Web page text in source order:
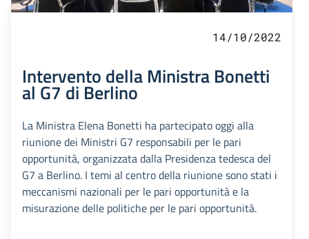
14/10/2022
Intervento della Ministra Bonetti
al G7 di Berlino
La Ministra Elena Bonetti ha partecipato oggi alla
riunione dei Ministri G7 responsabili per le pari
opportunità, organizzata dalla Presidenza tedesca del
G7 a Berlino. I temi al centro della riunione sono stati i
meccanismi nazionali per le pari opportunità e la
misurazione delle politiche per le pari opportunità.